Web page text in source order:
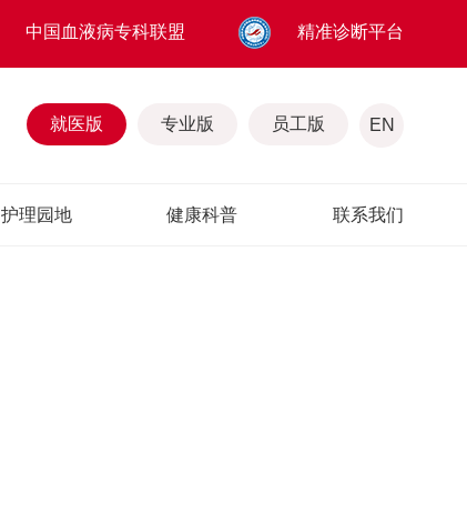
中国血液病专科联盟 精准诊断平台
就医版 专业版 员工版 EN
护理园地 健康科普 联系我们